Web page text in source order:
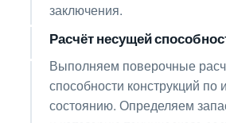
заключения.
Расчёт несущей
Выполняем поверочные
способности конструкций по
состоянию. Определяем